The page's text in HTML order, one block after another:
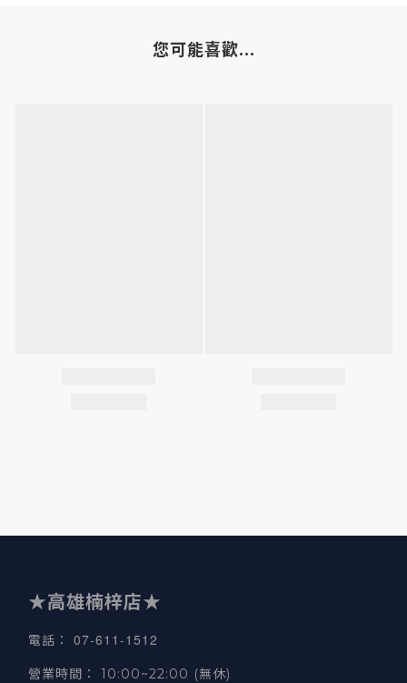
您可能喜歡...
★高雄楠梓店★
電話 ： 07-611-1512
營業時間 ： 10:00~22:00 (無休)